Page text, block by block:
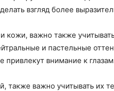
взгляд более
кожи, важно также
и пастельные
внимание к
важно учитывать их